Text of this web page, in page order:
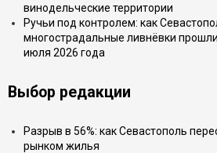
винодельческие территории
Ручьи под контролем: как
многострадальные ливнёвки
июля 2026 года
Выбор редакции
Разрыв в 56%: как Севастополь
рынком жилья